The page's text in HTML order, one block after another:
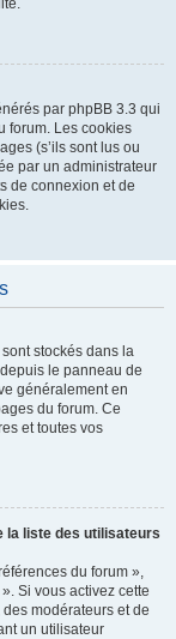
par phpBB 3.3 qui
forum. Les cookies
(s’ils sont lus ou
par un administrateur
de connexion et de
stockés dans la
le panneau de
généralement en
du forum. Ce
et toutes vos
la liste des utilisateurs
du forum »,
Si vous activez cette
modérateurs et de
un utilisateur